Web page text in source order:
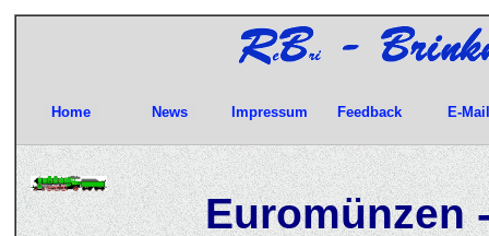
Home News Impressum Feedback E-
Euromünzen